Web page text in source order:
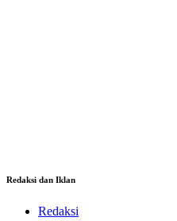
Redaksi dan Iklan
Redaksi